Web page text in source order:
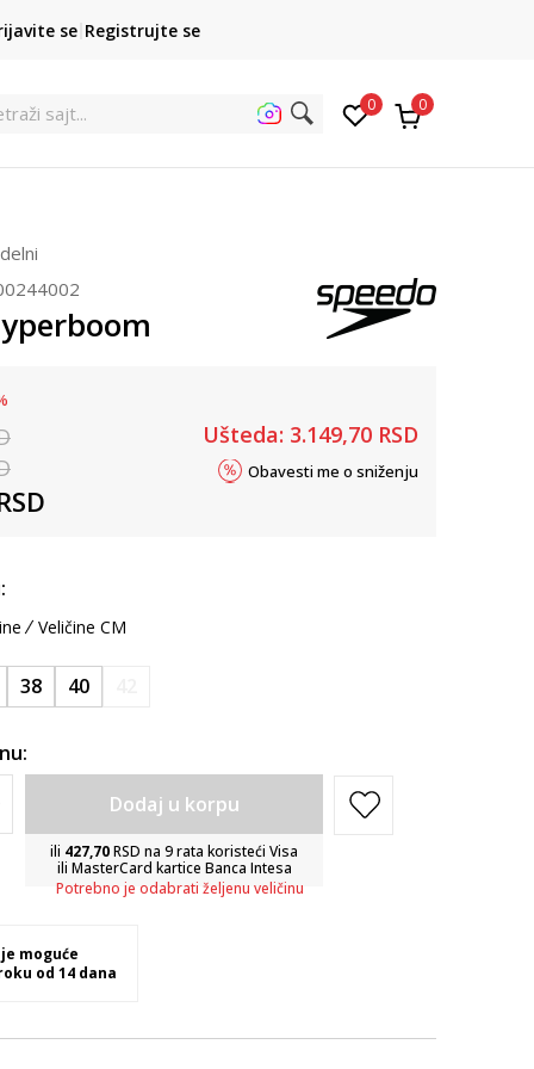
POZOVITE NAS
011 422 1422
se Registrujte se
sajt... 0 0
Ušteda: 3.149,70 RSD
Obavesti me o sniženju
Veličine CM
38 40
Dodaj u korpu
ili 427,70RSD na 9 rata koristeći Visa
ili MasterCard kartice Banca Intesa
Potrebno je odabrati željenu veličinu
moguće
od 14 dana